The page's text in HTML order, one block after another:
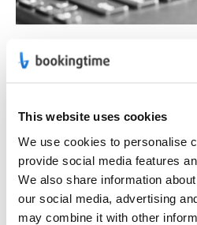
This website uses cookies
We use cookies to personalise
provide social media features
We also share information
our social media, advertising
may combine it with other
zu
bookingtime
Für alle Anfragen in Sachen
wenden Sie sich bitte an
Öffentlichkeitsarbeit.
press@bookingtime.com